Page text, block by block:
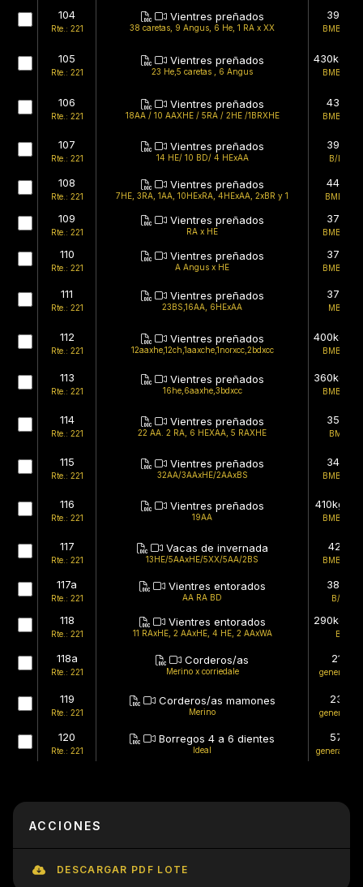
104
Rte.: 221
Vientres preñados
38 caretas, 9 Angus, 6 He, 1 RA x XX
398kg
BMB/BMB
105
Rte.: 221
Vientres preñados
23 He,5 caretas , 6 Angus
430kg
BMB/BMB
106
Rte.: 221
Vientres preñados
18AA / 10 AAXHE / 5RA / 2HE /1BRXHE
435kg
BMB/BMB
107
Rte.: 221
Vientres preñados
14 HE/ 10 BD/ 4 HExAA
390kg
B/BMB
108
Rte.: 221
Vientres preñados
7HE, 3RA, 1AA, 10HExRA, 4HExAA, 2xBR y 1
440kg
BMB/MB
109
Rte.: 221
Vientres preñados
RA x HE
375kg
BMB/BMB
110
Rte.: 221
Vientres preñados
A Angus x HE
370kg
BMB/BMB
111
Rte.: 221
Vientres preñados
23BS,16AA, 6HExAA
372kg
MB/MB
112
Rte.: 221
Vientres preñados
12aaxhe,12ch,1aaxche,1norxcc,2bdxcc
400kg
BMB/BMB
113
Rte.: 221
Vientres preñados
16he,6aaxhe,3bdxcc
360kg
BMB/BMB
114
Rte.: 221
Vientres preñados
22 AA. 2 RA, 6 HEXAA, 5 RAXHE
350kg
BMB/B
115
Rte.: 221
Vientres preñados
32AA/3AAxHE/2AAxBS
344kg
BMB/BMB
116
Rte.: 221
Vientres preñados
19AA
410kg
BMB/BMB
117
Rte.: 221
Vacas de invernada
13HE/5AAxHE/5XX/5AA/2BS
421kg
BMB/BMB
117a
Rte.: 221
Vientres entorados
AA RA BD
389kg
B/MB
118
Rte.: 221
Vientres entorados
11 RAxHE, 2 AAxHE, 4 HE, 2 AAxWA
290kg
B/B
118a
Rte.: 221
Corderos/as
Merino x corriedale
21kg
generales/
119
Rte.: 221
Corderos/as mamones
Merino
23kg
generales/
120
Rte.: 221
Borregos 4 a 6 dientes
Ideal
57kg
generales/
ACCIONES
DESCARGAR PDF LOTE